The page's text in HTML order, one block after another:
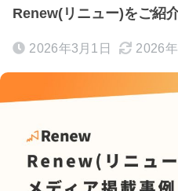
Renew(リニュー)をご紹
2026年3月1日 2026